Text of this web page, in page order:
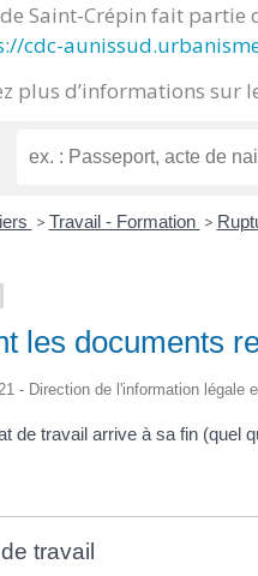
Saint-Crépin fait partie
cdc-
plus d’informations sur
> Travail - Formation >
les documents
- Direction de l'information légale
de travail arrive à sa fin (quel
travail